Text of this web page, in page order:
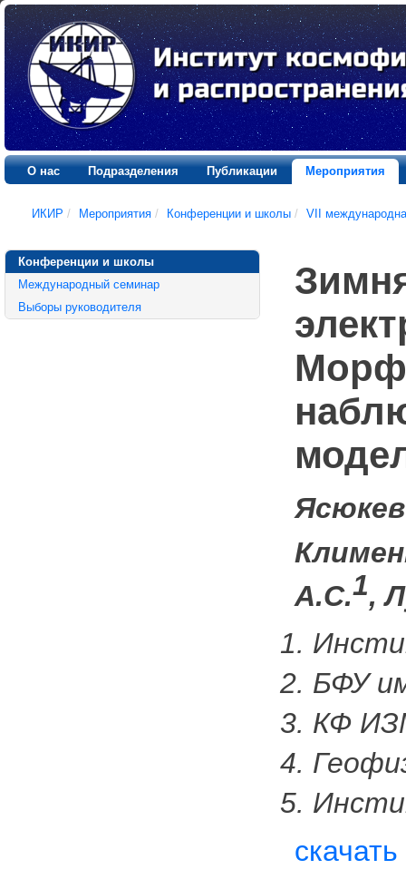
О нас Подразделения Публикации Мероприятия
ИКИР / Мероприятия / Конференции и школы / VII
Конференции и школы
Международный семинар
Выборы руководителя
А.С.1,
БФУ
КФ
скачать